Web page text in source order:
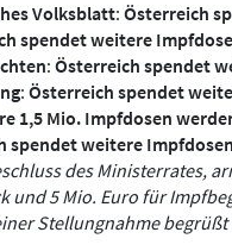
Volksblatt: Österreich
spendet weitere
: Österreich spendet
: Österreich spendet
1,5 Mio. Impfdosen
spendet weitere
des Ministerrates,
und 5 Mio. Euro für
Stellungnahme